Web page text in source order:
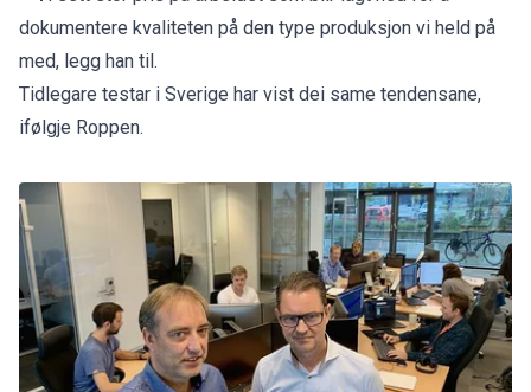
dokumentere kvaliteten på den type produksjon vi held på
med, legg han til.
Tidlegare testar i Sverige har vist dei same tendensane,
ifølgje Roppen.